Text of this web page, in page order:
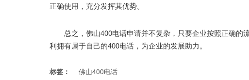
正确使用，充分发挥其优势。
总之，佛山400电话申请并不复杂，只要企业按照正确的
利拥有属于自己的400电话，为企业的发展助力。
标签： 佛山400电话